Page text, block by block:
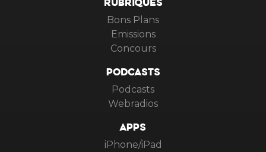
RUBRIQUES
Bons Plans
Emissions
Concours
PODCASTS
Podcasts
Webradios
APPS
iPhone/iPad